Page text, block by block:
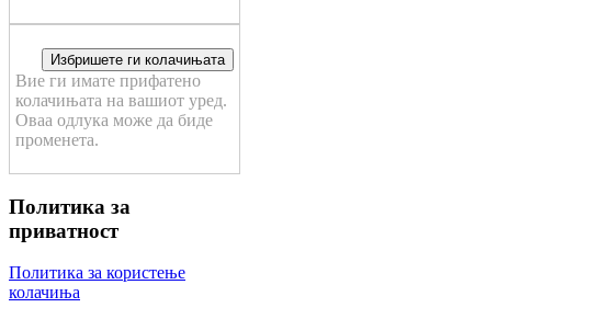
Избришете ги колачињата
Вие ги имате прифатено
колачињата на вашиот уред.
Оваа одлука може да биде
променета.
Политика за
приватност
Политика за користење
колачиња